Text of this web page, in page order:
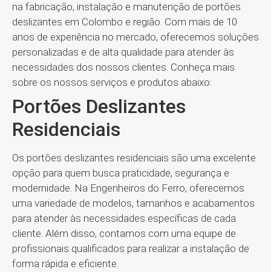
na fabricação, instalação e manutenção de portões
deslizantes em Colombo e região. Com mais de 10
anos de experiência no mercado, oferecemos soluções
personalizadas e de alta qualidade para atender às
necessidades dos nossos clientes. Conheça mais
sobre os nossos serviços e produtos abaixo:
Portões Deslizantes
Residenciais
Os portões deslizantes residenciais são uma excelente
opção para quem busca praticidade, segurança e
modernidade. Na Engenheiros do Ferro, oferecemos
uma variedade de modelos, tamanhos e acabamentos
para atender às necessidades específicas de cada
cliente. Além disso, contamos com uma equipe de
profissionais qualificados para realizar a instalação de
forma rápida e eficiente.